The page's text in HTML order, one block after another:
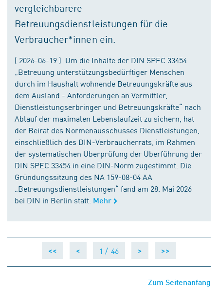
vergleichbarere
Betreuungsdienstleistungen für die
Verbraucher*innen ein.
( 2026-06-19 ) Um die Inhalte der DIN SPEC 33454
„Betreuung unterstützungsbedürftiger Menschen
durch im Haushalt wohnende Betreuungskräfte aus
dem Ausland - Anforderungen an Vermittler,
Dienstleistungserbringer und Betreuungskräfte“ nach
Ablauf der maximalen Lebenslaufzeit zu sichern, hat
der Beirat des Normenausschusses Dienstleistungen,
einschließlich des DIN-Verbraucherrats, im Rahmen
der systematischen Überprüfung der Überführung der
DIN SPEC 33454 in eine DIN-Norm zugestimmt. Die
Gründungssitzung des NA 159-08-04 AA
„Betreuungsdienstleistungen“ fand am 28. Mai 2026
bei DIN in Berlin statt. Mehr
<< < 1 / 46 > >>
Zum Seitenanfang